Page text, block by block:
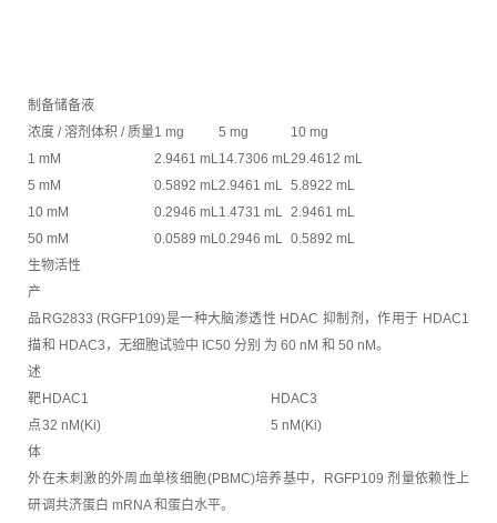
制备储备液
浓度 / 溶剂体积 / 质量1 mg 5 mg
10 mg
1 mM
2.9461 mL14.7306 mL29.4612 mL
5 mM
0.5892 mL2.9461 mL 5.8922 mL
10 mM
0.2946 mL1.4731 mL 2.9461 mL
50 mM
0.0589 mL0.2946 mL 0.5892 mL
生物活性
产
品
描
述
RG2833 (RGFP109)是一种大脑渗透性 HDAC 抑制剂，作用于 HDAC1
和 HDAC3，无细胞试验中 IC50 分别 为 60 nM 和 50 nM。
靶
点
HDAC1
HDAC3
32 nM(Ki)
5 nM(Ki)
体
外
研
在未刺激的外周血单核细胞(PBMC)培养基中，RGFP109 剂量依赖性上
调共济蛋白 mRNA 和蛋白水平。